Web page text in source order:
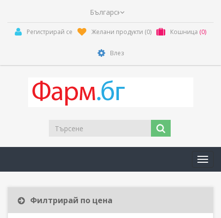
Регистрирай се Желани продукти (0) Кошница (0)
Влез
Филтрирай по цена